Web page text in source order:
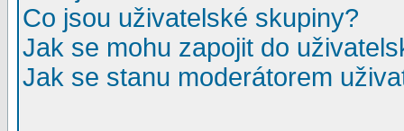
Co jsou uživatelské skupiny?
Jak se mohu zapojit do
Jak se stanu moderátorem